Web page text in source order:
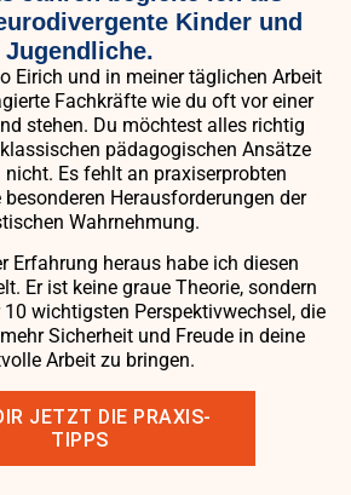
Kinder und
Jugendliche.
Eirich und in meiner täglichen Arbeit
Fachkräfte wie du oft vor einer
stehen. Du möchtest alles richtig
pädagogischen Ansätze
Es fehlt an praxiserprobten
Herausforderungen der
Wahrnehmung.
Erfahrung heraus habe ich diesen
Er ist keine graue Theorie, sondern
wichtigsten Perspektivwechsel, die
Sicherheit und Freude in deine
Arbeit zu bringen.
JETZT DIE PRAXIS-
TIPPS